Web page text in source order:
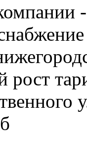
рост